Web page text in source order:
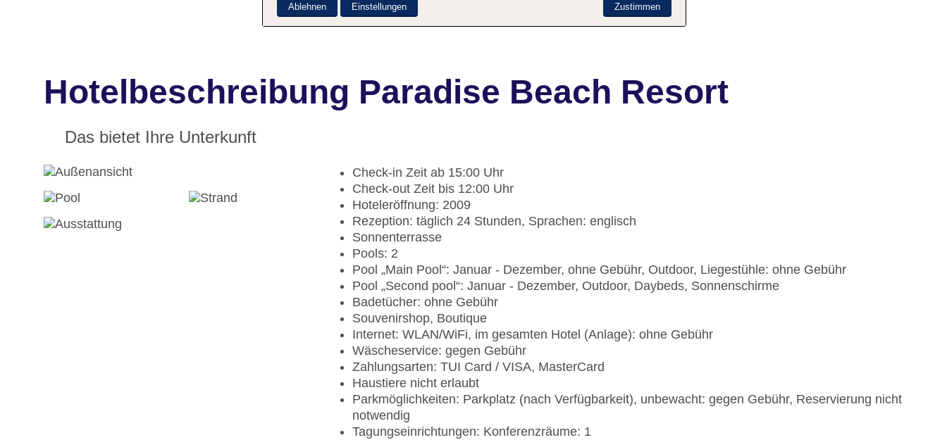
Hotelbeschreibung Paradise Beach Resort
Das bietet Ihre Unterkunft
Check-in Zeit ab 15:00 Uhr
Check-out Zeit bis 12:00 Uhr
Hoteleröffnung: 2009
Rezeption: täglich 24 Stunden, Sprachen: englisch
Sonnenterrasse
Pools: 2
Pool „Main Pool“: Januar - Dezember, ohne Gebühr, Outdoor, Liegestühle: ohne Gebühr
Pool „Second pool“: Januar - Dezember, Outdoor, Daybeds, Sonnenschirme
Badetücher: ohne Gebühr
Souvenirshop, Boutique
Internet: WLAN/WiFi, im gesamten Hotel (Anlage): ohne Gebühr
Wäscheservice: gegen Gebühr
Zahlungsarten: TUI Card / VISA, MasterCard
Haustiere nicht erlaubt
Parkmöglichkeiten: Parkplatz (nach Verfügbarkeit), unbewacht: gegen Gebühr, Reservierung nicht
notwendig
Tagungseinrichtungen: Konferenzräume: 1
Zustimmen
Ablehnen Einstellungen